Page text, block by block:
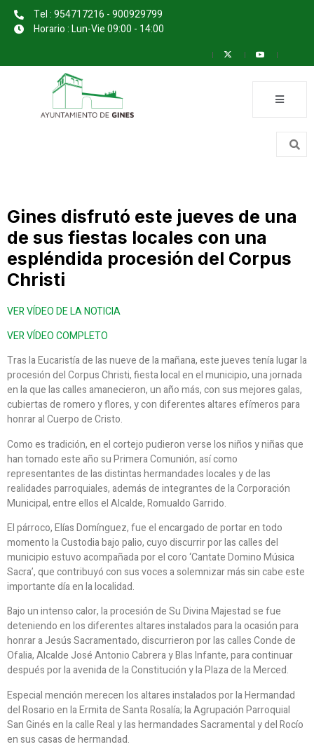
Tel : 954717216 - 900929799
Horario : Lun-Vie 09:00 - 14:00
Gines disfrutó este jueves de una
de sus fiestas locales con una
espléndida procesión del Corpus
Christi
VER VÍDEO DE LA NOTICIA
VER VÍDEO COMPLETO
Tras la Eucaristía de las nueve de la mañana, este jueves tenía lugar la
procesión del Corpus Christi, fiesta local en el municipio, una jornada
en la que las calles amanecieron, un año más, con sus mejores galas,
cubiertas de romero y flores, y con diferentes altares efímeros para
honrar al Cuerpo de Cristo.
Como es tradición, en el cortejo pudieron verse los niños y niñas que
han tomado este año su Primera Comunión, así como
representantes de las distintas hermandades locales y de las
realidades parroquiales, además de integrantes de la Corporación
Municipal, entre ellos el Alcalde, Romualdo Garrido.
El párroco, Elías Domínguez, fue el encargado de portar en todo
momento la Custodia bajo palio, cuyo discurrir por las calles del
municipio estuvo acompañada por el coro ‘Cantate Domino Música
Sacra’, que contribuyó con sus voces a solemnizar más sin cabe este
importante día en la localidad.
Bajo un intenso calor, la procesión de Su Divina Majestad se fue
deteniendo en los diferentes altares instalados para la ocasión para
honrar a Jesús Sacramentado, discurrieron por las calles Conde de
Ofalia, Alcalde José Antonio Cabrera y Blas Infante, para continuar
después por la avenida de la Constitución y la Plaza de la Merced.
Especial mención merecen los altares instalados por la Hermandad
del Rosario en la Ermita de Santa Rosalía; la Agrupación Parroquial
San Ginés en la calle Real y las hermandades Sacramental y del Rocío
en sus casas de hermandad.